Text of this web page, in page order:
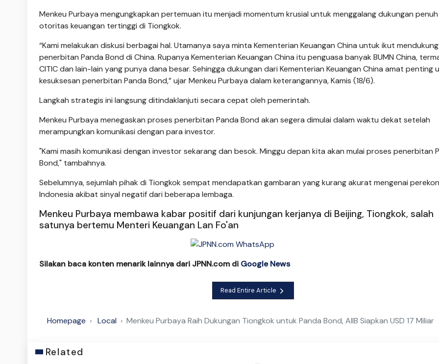
Menkeu Purbaya mengungkapkan pertemuan itu menjadi momentum krusial untuk menggalang dukungan
otoritas keuangan tertinggi di Tiongkok.
“Kami melakukan diskusi berbagai hal. Utamanya saya minta Kementerian Keuangan China untuk ikut mendukung
penerbitan Panda Bond di China. Rupanya Kementerian Keuangan China itu penguasa banyak BUMN China,
CITIC dan lain-lain yang punya dana besar. Sehingga dukungan dari Kementerian Keuangan China amat penting
kesuksesan penerbitan Panda Bond,” ujar Menkeu Purbaya dalam keterangannya, Kamis (18/6).
Langkah strategis ini langsung ditindaklanjuti secara cepat oleh pemerintah.
Menkeu Purbaya menegaskan proses penerbitan Panda Bond akan segera dimulai dalam waktu dekat setelah
merampungkan komunikasi dengan para investor.
"Kami masih komunikasi dengan investor sekarang dan besok. Minggu depan kita akan mulai proses penerbitan
Bond," tambahnya.
Sebelumnya, sejumlah pihak di Tiongkok sempat mendapatkan gambaran yang kurang akurat mengenai
Indonesia akibat sinyal negatif dari beberapa lembaga.
Menkeu Purbaya membawa kabar positif dari kunjungan kerjanya di Beijing, Tiongkok, salah
satunya bertemu Menteri Keuangan Lan Fo'an
Silakan baca konten menarik lainnya dari JPNN.com di Google News
Read Entire Article
Homepage Local Menkeu Purbaya Raih Dukungan Tiongkok untuk Panda Bond, AIIB Siapkan USD 17 Miliar
Related